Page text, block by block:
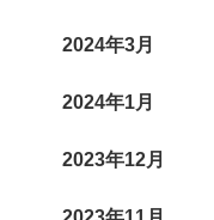
2024年3月
2024年1月
2023年12月